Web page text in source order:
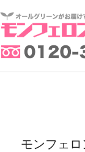
モンフェ